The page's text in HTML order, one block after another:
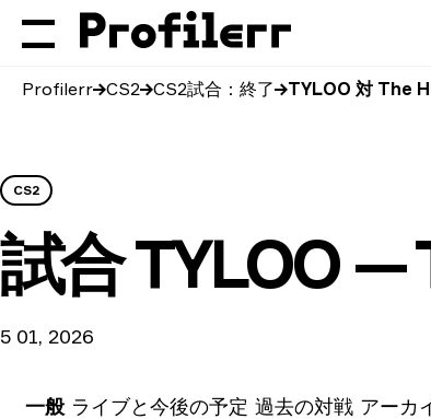
Profilerr CS2 CS2試合：終了 TYLOO 対 The
CS2
試合TYLOO —
5 01, 2026
一般 ライブと今後の予定 過去の対戦 アーカ